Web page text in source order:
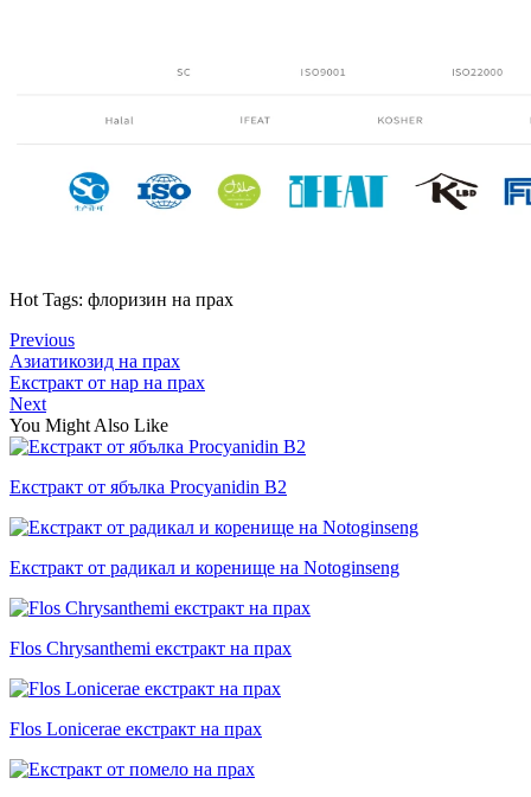
Hot Tags: флоризин на прах
Previous
Азиатикозид на прах
Екстракт от нар на прах
Next
You Might Also Like
Екстракт от ябълка Procyanidin B2
Екстракт от радикал и коренище на Notoginseng
Flos Chrysanthemi екстракт на прах
Flos Lonicerae екстракт на прах